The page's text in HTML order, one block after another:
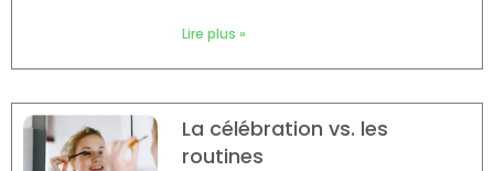
Lire plus »
La célébration vs. les
routines